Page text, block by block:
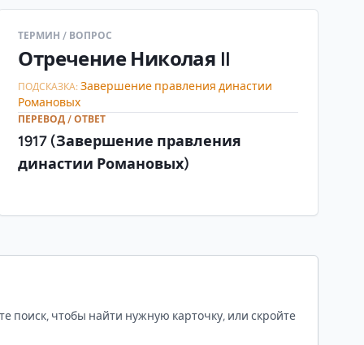
ТЕРМИН / ВОПРОС
Отречение Николая II
ПОДСКАЗКА: Завершение правления династии
Романовых
ПЕРЕВОД / ОТВЕТ
1917 (Завершение правления
династии Романовых)
поиск, чтобы найти нужную карточку, или скройте